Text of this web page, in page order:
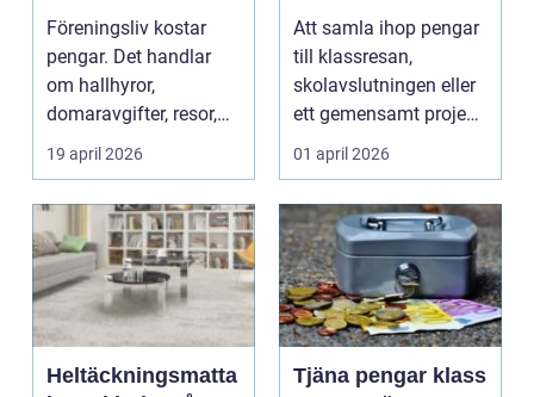
hållbar ekonomi
Föreningsliv kostar
pengar. Det handlar
om hallhyror,
domaravgifter, resor,
cuper, läger, material
19 april 2026
både rolig och
lönsam
Att samla ihop pengar
till klassresan,
skolavslutningen eller
ett gemensamt projekt
har blivit en na...
01 april 2026
Heltäckningsmatta
Tjäna pengar klass